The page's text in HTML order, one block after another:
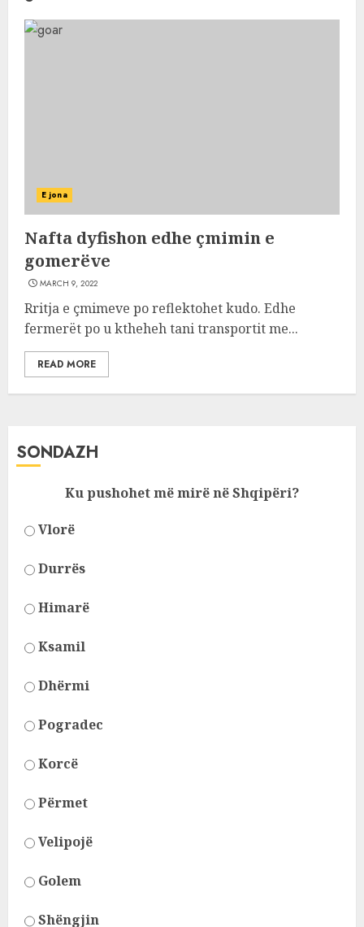
E jona
Nafta dyfishon edhe çmimin e
gomerëve
MARCH 9, 2022
Rritja e çmimeve po reflektohet kudo. Edhe
fermerët po u ktheheh tani transportit me...
READ MORE
SONDAZH
Ku pushohet më mirë në Shqipëri?
Vlorë
Durrës
Himarë
Ksamil
Dhërmi
Pogradec
Korcë
Përmet
Velipojë
Golem
Shëngjin